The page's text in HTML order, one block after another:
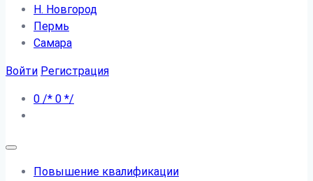
Н. Новгород
Пермь
Самара
Войти Регистрация
0 /* 0 */
Повышение квалификации